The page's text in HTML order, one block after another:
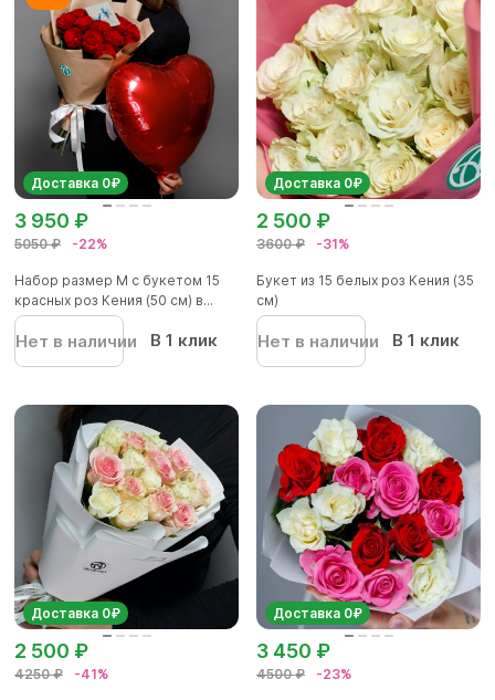
Доставка 0₽
5050 ₽ -22%
3 950 ₽
Набор размер M с букетом 15
красных роз Кения (50 см) в...
Нет в наличии В 1 клик
Доставка 0₽
3600 ₽ -31%
2 500 ₽
Букет из 15 белых роз Кения (35
см)
Нет в наличии В 1 клик
Доставка 0₽
4250 ₽ -41%
2 500 ₽
Доставка 0₽
4500 ₽ -23%
3 450 ₽